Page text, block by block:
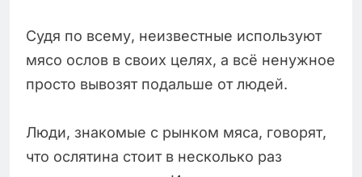
Судя по всему, неизвестные используют
мясо ослов в своих целях, а всё ненужное
просто вывозят подальше от людей.
Люди, знакомые с рынком мяса, говорят,
что ослятина стоит в несколько раз